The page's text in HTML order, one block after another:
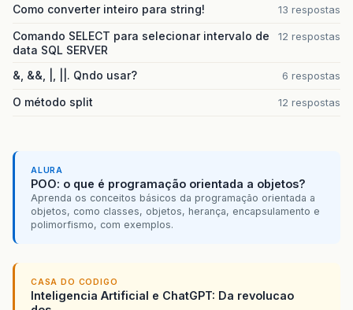
Como converter inteiro para string! 13 respostas
Comando SELECT para selecionar intervalo de
data SQL SERVER
12 respostas
&, &&, |, ||. Qndo usar? 6 respostas
O método split 12 respostas
ALURA
POO: o que é programação orientada a objetos?
Aprenda os conceitos básicos da programação orientada a
objetos, como classes, objetos, herança, encapsulamento e
polimorfismo, com exemplos.
CASA DO CODIGO
Inteligencia Artificial e ChatGPT: Da revolucao